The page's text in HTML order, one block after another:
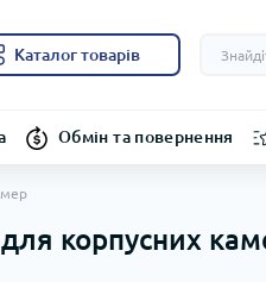
Каталог товарів
Обмін та повернення
корпусних